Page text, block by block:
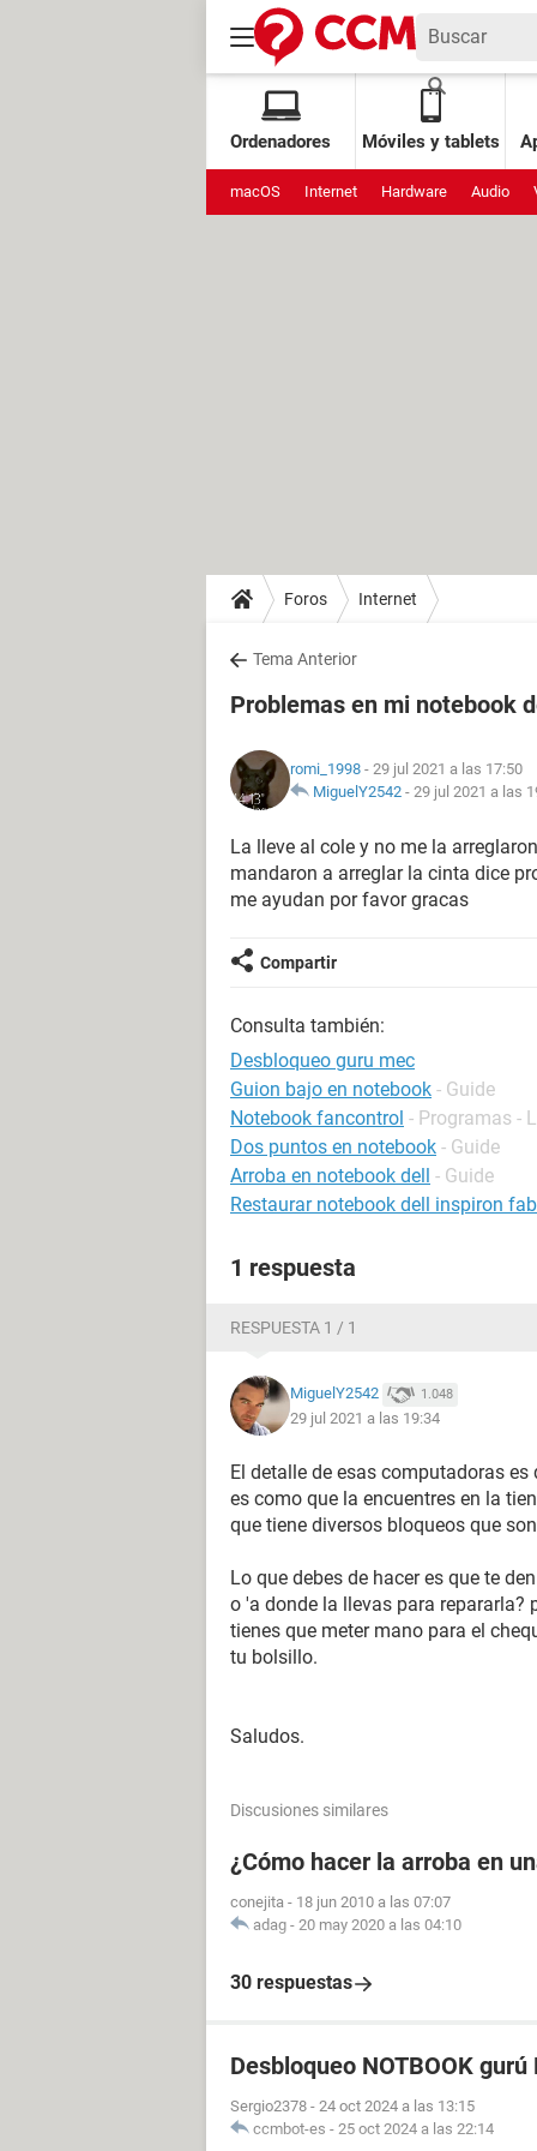
Ordenadores Móviles y tablets
macOS Internet Hardware Audio
Foros Internet
Tema Anterior
Problemas en mi notebook
romi_1998 - 29 jul 2021 a las 17:50
MiguelY2542 - 29 jul 2021 a las
La lleve al cole y no me la
mandaron a arreglar la cinta dice
me ayudan por favor gracas
Compartir
Consulta también:
Desbloqueo guru mec
Guion bajo en notebook - Guide
Notebook fancontrol - Programas -
Dos puntos en notebook - Guide
Arroba en notebook dell - Guide
Restaurar notebook dell inspiron
1 respuesta
RESPUESTA 1 / 1
MiguelY2542 1.048
29 jul 2021 a las 19:34
El detalle de esas computadoras
es como que la encuentres en la
que tiene diversos bloqueos que
Lo que debes de hacer es que te
o 'a donde la llevas para repararla?
tienes que meter mano para el
tu bolsillo.
Saludos.
Discusiones similares
¿Cómo hacer la arroba en
conejita - 18 jun 2010 a las 07:07
adag - 20 may 2020 a las 04:10
30 respuestas
Desbloqueo NOTBOOK
Sergio2378 - 24 oct 2024 a las 13:15
ccmbot-es - 25 oct 2024 a las 22:14